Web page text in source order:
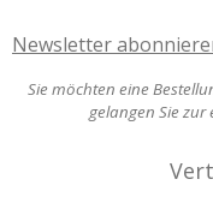
Newsletter
Sie möchten eine
gelangen Sie